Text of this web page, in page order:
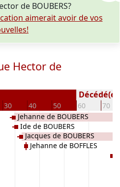
de BOUBERS?
aimerait avoir de vos
Hector de
30 40 50 60 70
Décédé(e
Jehanne de BOUBERS
Ide de BOUBERS
Jacques de BOUBERS
Jehanne de BOFFLES